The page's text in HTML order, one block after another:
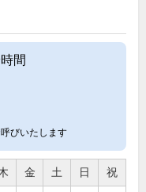
間
びいたします
金 土 日 祝